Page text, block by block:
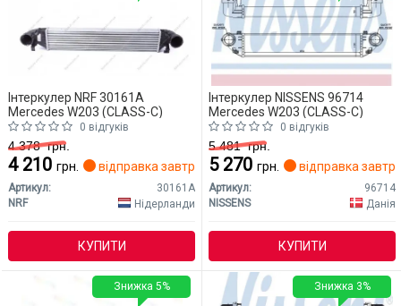
Інтеркулер NRF 30161A
Mercedes W203 (CLASS-C)
0 відгуків
4 378грн.
4 210 грн. відправка завтра
Артикул:
30161A
NRF
Нідерланди
КУПИТИ
Інтеркулер NISSENS 96714
Mercedes W203 (CLASS-C)
0 відгуків
5 481грн.
5 270 грн. відправка
Артикул:
96714
NISSENS
Данія
КУПИТИ
Знижка 5% Знижка 3%